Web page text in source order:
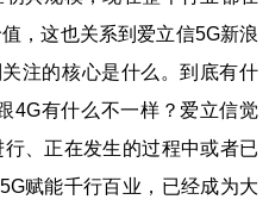
，这也关系到爱立信5G新浪
注的核心是什么。到底有什
4G有什么不一样？爱立信觉
、正在发生的过程中或者已
赋能千行百业，已经成为大